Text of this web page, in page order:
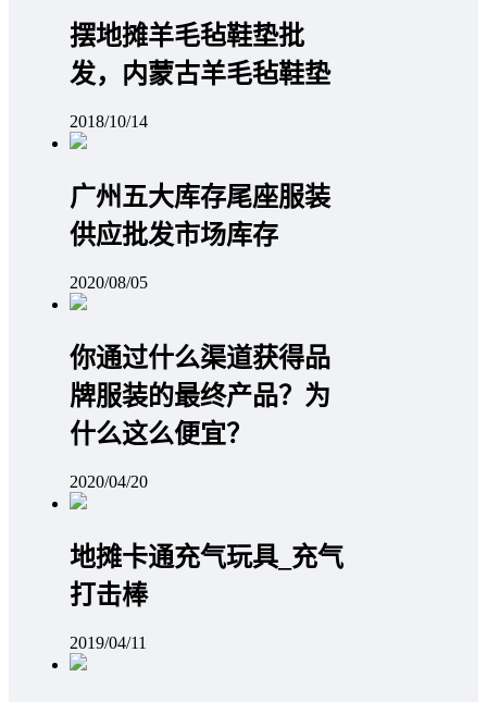
摆地摊羊毛毡鞋垫批
发，内蒙古羊毛毡鞋垫
2018/10/14
广州五大库存尾座服装
供应批发市场库存
2020/08/05
你通过什么渠道获得品
牌服装的最终产品？为
什么这么便宜？
2020/04/20
地摊卡通充气玩具_充气
打击棒
2019/04/11